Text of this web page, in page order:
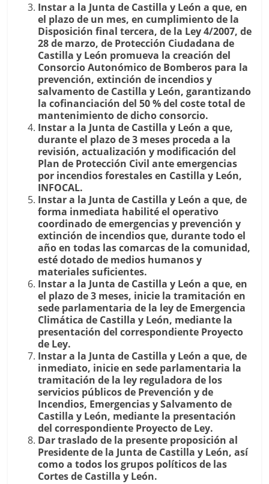
Instar a la Junta de Castilla y León a que, en
el plazo de un mes, en cumplimiento de la
Disposición final tercera, de la Ley 4/2007, de
28 de marzo, de Protección Ciudadana de
Castilla y León promueva la creación del
Consorcio Autonómico de Bomberos para la
prevención, extinción de incendios y
salvamento de Castilla y León, garantizando
la cofinanciación del 50 % del coste total de
mantenimiento de dicho consorcio.
Instar a la Junta de Castilla y León a que,
durante el plazo de 3 meses proceda a la
revisión, actualización y modificación del
Plan de Protección Civil ante emergencias
por incendios forestales en Castilla y León,
INFOCAL.
Instar a la Junta de Castilla y León a que, de
forma inmediata habilité el operativo
coordinado de emergencias y prevención y
extinción de incendios que, durante todo el
año en todas las comarcas de la comunidad,
esté dotado de medios humanos y
materiales suficientes.
Instar a la Junta de Castilla y León a que, en
el plazo de 3 meses, inicie la tramitación en
sede parlamentaria de la ley de Emergencia
Climática de Castilla y León, mediante la
presentación del correspondiente Proyecto
de Ley.
Instar a la Junta de Castilla y León a que, de
inmediato, inicie en sede parlamentaria la
tramitación de la ley reguladora de los
servicios públicos de Prevención y de
Incendios, Emergencias y Salvamento de
Castilla y León, mediante la presentación
del correspondiente Proyecto de Ley.
Dar traslado de la presente proposición al
Presidente de la Junta de Castilla y León, así
como a todos los grupos políticos de las
Cortes de Castilla y León.